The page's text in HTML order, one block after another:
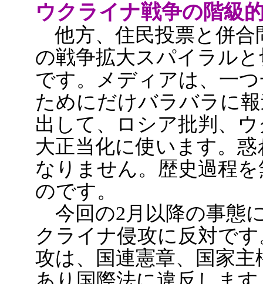
ウクライナ戦争の階級
他方、住民投票と併合
の戦争拡大スパイラル
です。メディアは、一
ためにだけバラバラに
出して、ロシア批判、
大正当化に使います。
なりません。歴史過程
のです。
今回の2月以降の事態
クライナ侵攻に反対で
攻は、国連憲章、国家